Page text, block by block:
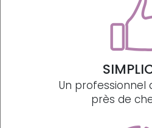
Un professionnel
près de